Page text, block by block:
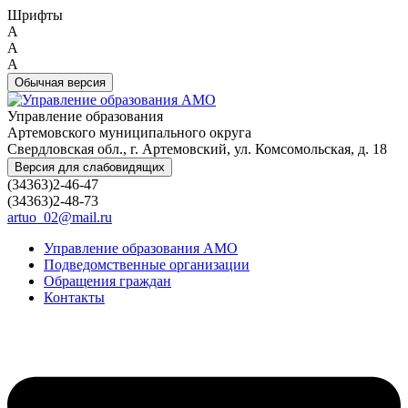
Шрифты
A
A
A
Обычная версия
Управление образования
Артемовского муниципального округа
Свердловская обл., г. Артемовский, ул. Комсомольская, д. 18
Версия для слабовидящих
(34363)2-46-47
(34363)2-48-73
artuo_02@mail.ru
Управление образования АМО
Подведомственные организации
Обращения граждан
Контакты